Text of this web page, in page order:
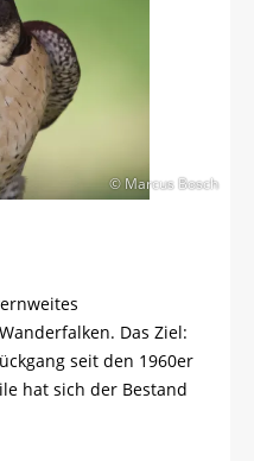
© Marcus Bosch
Das Ziel:
seit den 1960er
hat sich der Bestand